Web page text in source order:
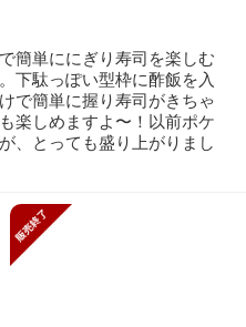
簡単ににぎり寿司を楽しむ
下駄っぽい型枠に酢飯を入
で簡単に握り寿司がきちゃ
楽しめますよ〜！以前ポケ
、とっても盛り上がりまし